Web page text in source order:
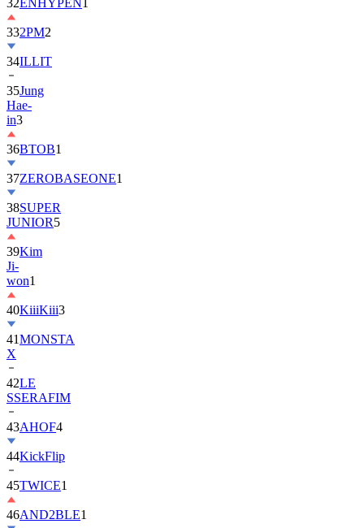
32 ENHYPEN
332PM2
34ILLIT
35Jung
Hae-
in3
36BTOB1
37ZEROBASEONE1
38SUPER
JUNIOR5
39Kim
Ji-
won1
40KiiiKiii3
41MONSTA
X
42LE
SSERAFIM
43AHOF4
44KickFlip
45TWICE1
46AND2BLE1